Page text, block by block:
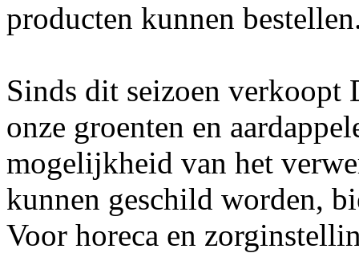
producten kunnen
Sinds dit seizoen
onze groenten en
mogelijkheid van het
kunnen geschild worden,
Voor horeca en